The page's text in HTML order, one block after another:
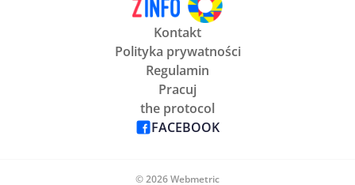
Kontakt
Polityka prywatności
Regulamin
Pracuj
the protocol
FACEBOOK
© 2026 Webmetric